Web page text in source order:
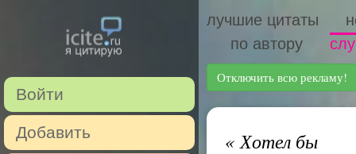
Войти
Добавить
лучшие цитаты
по автору
Отключить всю рекламу!
«Хотел бы